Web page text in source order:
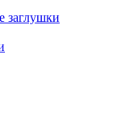
заглушки